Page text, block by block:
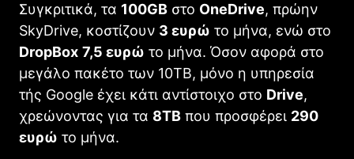
Συγκριτικά, τα 100GB στο OneDrive, πρώην
SkyDrive, κοστίζουν 3 ευρώ το μήνα, ενώ στο
DropBox 7,5 ευρώ το μήνα. Όσον αφορά στο
μεγάλο πακέτο των 10ΤΒ, μόνο η υπηρεσία
τής Google έχει κάτι αντίστοιχο στο Drive,
χρεώνοντας για τα 8TB που προσφέρει 290
ευρώ το μήνα.